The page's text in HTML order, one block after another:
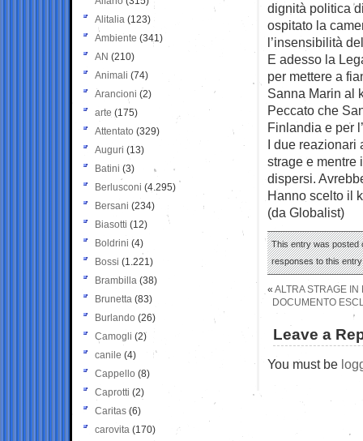
dignità politica
ospitato la
l’insensibilità
E adesso la
per mettere a
Sanna Marin al
Peccato che
Finlandia e per
I due reazionari
strage e mentre
dispersi.
Hanno scelto il
(da Globalist)
This entry was posted
responses to this
« ALTRA STRAGE IN
DOCUMENTO
Leave a
You must be
Alitalia (123)
Ambiente (341)
AN (210)
Animali (74)
Arancioni (2)
arte (175)
Attentato (329)
Auguri (13)
Batini (3)
Berlusconi (4.295)
Bersani (234)
Biasotti (12)
Boldrini (4)
Bossi (1.221)
Brambilla (38)
Brunetta (83)
Burlando (26)
Camogli (2)
canile (4)
Cappello (8)
Caprotti (2)
Caritas (6)
carovita (170)